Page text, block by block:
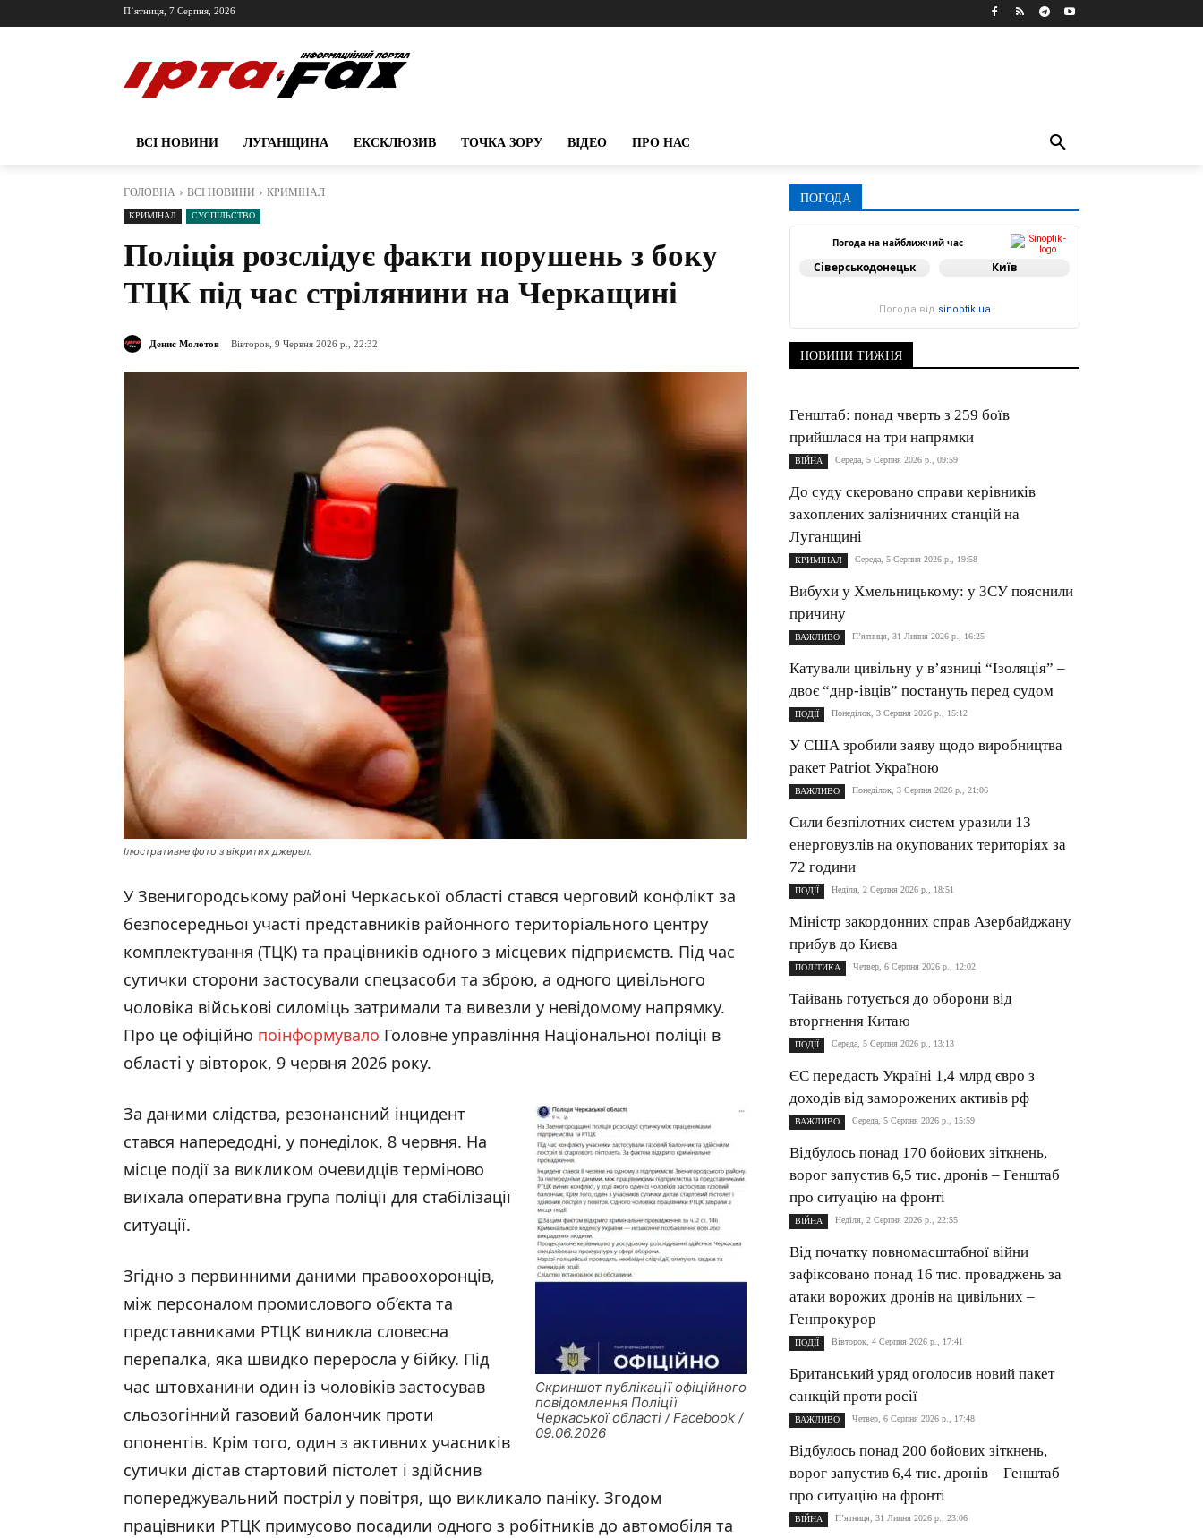
П’ятниця, 7 Серпня, 2026
ВСІ НОВИНИ ЛУГАНЩИНА ЕКСКЛЮЗИВ ТОЧКА ЗОРУ ВІДЕО ПРО НАС
ГОЛОВНА ВСІ НОВИНИ КРИМІНАЛ
КРИМІНАЛ СУСПІЛЬСТВО
Поліція розслідує факти порушень з боку
ТЦК під час стрілянини на Черкащині
Денис Молотов Вівторок, 9 Червня 2026 р., 22:32
Ілюстративне фото з вікритих джерел.
У Звенигородському районі Черкаської області стався черговий конфлікт за
безпосередньої участі представників районного територіального центру
комплектування (ТЦК) та працівників одного з місцевих підприємств. Під час
сутички сторони застосували спецзасоби та зброю, а одного цивільного
чоловіка військові силоміць затримали та вивезли у невідомому напрямку.
Про це офіційно поінформувало Головне управління Національної поліції в
області у вівторок, 9 червня 2026 року.
Скриншот публікації офіційного
повідомлення Поліції
Черкаської області / Facebook /
09.06.2026
За даними слідства, резонансний інцидент
стався напередодні, у понеділок, 8 червня. На
місце події за викликом очевидців терміново
виїхала оперативна група поліції для стабілізації
ситуації.
Згідно з первинними даними правоохоронців,
між персоналом промислового об’єкта та
представниками РТЦК виникла словесна
перепалка, яка швидко переросла у бійку. Під
час штовханини один із чоловіків застосував
сльозогінний газовий балончик проти
опонентів. Крім того, один з активних учасників
сутички дістав стартовий пістолет і здійснив
попереджувальний постріл у повітря, що викликало паніку. Згодом
працівники РТЦК примусово посадили одного з робітників до автомобіля та
ПОГОДА
Погода на найближчий час
Сіверськодонецьк Київ
Погода від sinoptik.ua
НОВИНИ ТИЖНЯ
Генштаб: понад чверть з 259 боїв
прийшлася на три напрямки
ВІЙНА Середа, 5 Серпня 2026 р., 09:59
До суду скеровано справи керівників
захоплених залізничних станцій на
Луганщині
КРИМІНАЛ Середа, 5 Серпня 2026 р., 19:58
Вибухи у Хмельницькому: у ЗСУ пояснили
причину
ВАЖЛИВО П’ятниця, 31 Липня 2026 р., 16:25
Катували цивільну у в’язниці “Ізоляція” –
двоє “днр-івців” постануть перед судом
ПОДІЇ Понеділок, 3 Серпня 2026 р., 15:12
У США зробили заяву щодо виробництва
ракет Patriot Україною
ВАЖЛИВО Понеділок, 3 Серпня 2026 р., 21:06
Сили безпілотних систем уразили 13
енерговузлів на окупованих територіях за
72 години
ПОДІЇ Неділя, 2 Серпня 2026 р., 18:51
Міністр закордонних справ Азербайджану
прибув до Києва
ПОЛІТИКА Четвер, 6 Серпня 2026 р., 12:02
Тайвань готується до оборони від
вторгнення Китаю
ПОДІЇ Середа, 5 Серпня 2026 р., 13:13
ЄС передасть Україні 1,4 млрд євро з
доходів від заморожених активів рф
ВАЖЛИВО Середа, 5 Серпня 2026 р., 15:59
Відбулось понад 170 бойових зіткнень,
ворог запустив 6,5 тис. дронів – Генштаб
про ситуацію на фронті
ВІЙНА Неділя, 2 Серпня 2026 р., 22:55
Від початку повномасштабної війни
зафіксовано понад 16 тис. проваджень за
атаки ворожих дронів на цивільних –
Генпрокурор
ПОДІЇ Вівторок, 4 Серпня 2026 р., 17:41
Британський уряд оголосив новий пакет
санкцій проти росії
ВАЖЛИВО Четвер, 6 Серпня 2026 р., 17:48
Відбулось понад 200 бойових зіткнень,
ворог запустив 6,4 тис. дронів – Генштаб
про ситуацію на фронті
ВІЙНА П’ятниця, 31 Липня 2026 р., 23:06